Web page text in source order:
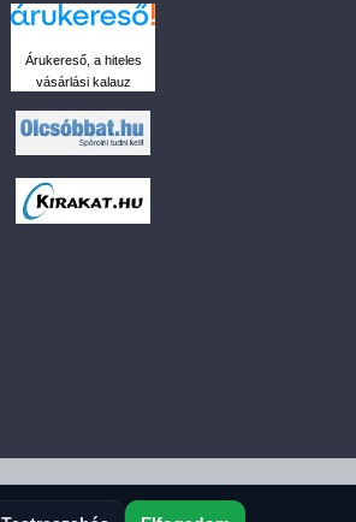
Árukereső, a hiteles
vásárlási kalauz